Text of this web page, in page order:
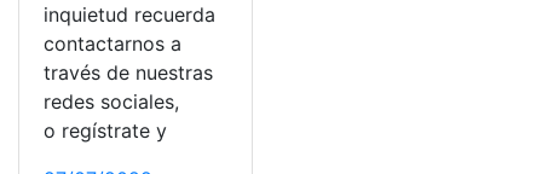
inquietud recuerda
contactarnos a
través de nuestras
redes sociales,
o regístrate y